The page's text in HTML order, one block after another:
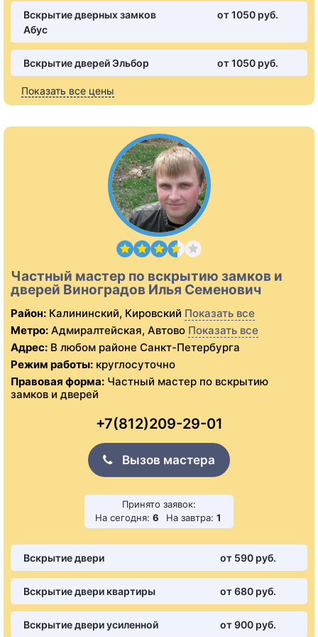
Вскрытие дверных замков
Абус
от 1050 pуб.
Вскрытие дверей Эльбор от 1050 pуб.
Показать все цены
Частный мастер по вскрытию замков и
дверей Виноградов Илья Семенович
Район: Калининский, Кировский Показать все
Метро: Адмиралтейская, Автово Показать все
Адрес: В любом районе Санкт-Петербурга
Режим работы: круглосуточно
Правовая форма: Частный мастер по вскрытию
замков и дверей
+7(812)209-29-01
Вызов мастера
Принято заявок:
На сегодня: 6 На завтра: 1
Вскрытие двери от 590 pуб.
Вскрытие двери квартиры от 680 pуб.
Вскрытие двери усиленной от 900 pуб.